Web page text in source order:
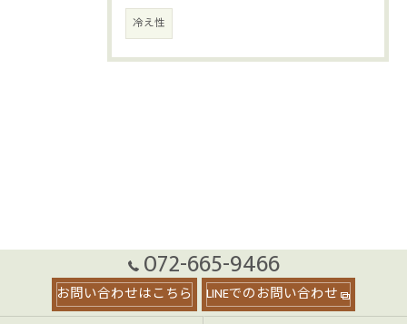
冷え性
072-665-9466
お問い合わせはこちら LINEでのお問い合わせ